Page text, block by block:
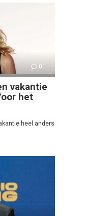
0
vakantie
het
heel anders